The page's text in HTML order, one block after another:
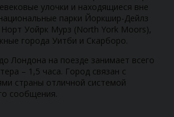
улочки и находящиеся вне
парки Йоркшир-Дейлз
Норт Уойрк Мурз (North York Moors),
города Уитби и Скарборо.
Лондона на поезде занимает всего
– 1,5 часа. Город связан с
страны отличной системой
сообщения.